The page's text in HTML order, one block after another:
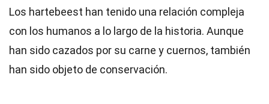
Los hartebeest han tenido una relación compleja
con los humanos a lo largo de la historia. Aunque
han sido cazados por su carne y cuernos, también
han sido objeto de conservación.